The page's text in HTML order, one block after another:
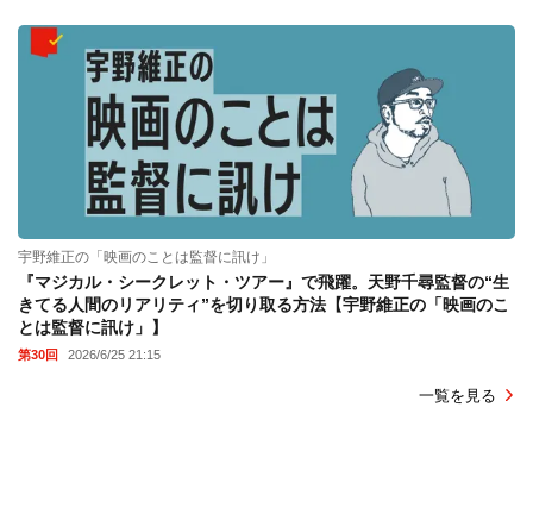
宇野維正の「映画のことは監督に訊け」
『マジカル・シークレット・ツアー』で飛躍。天野千尋監督の“生
きてる人間のリアリティ”を切り取る方法【宇野維正の「映画のこ
とは監督に訊け」】
第30回 2026/6/25 21:15
一覧を見る